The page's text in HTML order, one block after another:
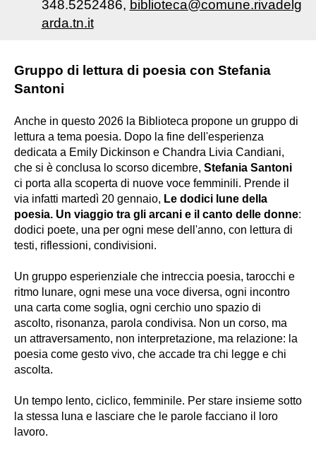
348.5252486, biblioteca@comune.rivadelg
arda.tn.it
Gruppo di lettura di poesia con Stefania
Santoni
Anche in questo 2026 la Biblioteca propone un gruppo di
lettura a tema poesia. Dopo la fine dell'esperienza
dedicata a Emily Dickinson e Chandra Livia Candiani,
che si è conclusa lo scorso dicembre, Stefania Santoni
ci porta alla scoperta di nuove voce femminili. Prende il
via infatti martedì 20 gennaio, Le dodici lune della
poesia. Un viaggio tra gli arcani e il canto delle donne:
dodici poete, una per ogni mese dell'anno, con lettura di
testi, riflessioni, condivisioni.
Un gruppo esperienziale che intreccia poesia, tarocchi e
ritmo lunare, ogni mese una voce diversa, ogni incontro
una carta come soglia, ogni cerchio uno spazio di
ascolto, risonanza, parola condivisa. Non un corso, ma
un attraversamento, non interpretazione, ma relazione: la
poesia come gesto vivo, che accade tra chi legge e chi
ascolta.
Un tempo lento, ciclico, femminile. Per stare insieme sotto
la stessa luna e lasciare che le parole facciano il loro
lavoro.